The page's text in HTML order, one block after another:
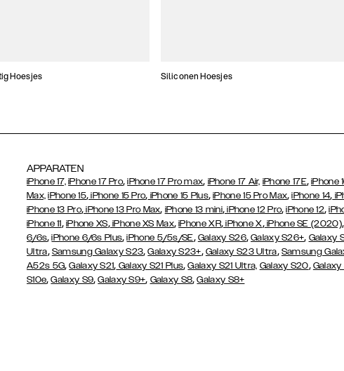
Hoesjes Siliconen Hoesjes
APPARATEN
iPhone 17, iPhone 17 Pro,iPhone 17 Pro max, iPhone 17 Air, iPhone 17E,iPhone
Max, iPhone 15, iPhone 15 Pro, iPhone 15 Plus,iPhone 15 Pro Max,iPhone 14,
iPhone 13 Pro, iPhone 13 Pro Max, iPhone 13 mini,iPhone 12 Pro,iPhone 12,
iPhone 11, iPhone XS,iPhone XS Max,iPhone XR,iPhone X,iPhone SE (2020),
6/6s,iPhone 6/6s Plus,iPhone 5/5s/SE, Galaxy S26,Galaxy S26+, Galaxy
Ultra, Samsung Galaxy S23,Galaxy S23+, Galaxy S23 Ultra, Samsung
A52s 5G,Galaxy S21, Galaxy S21 Plus,Galaxy S21 Ultra, Galaxy S20,
S10e,Galaxy S9,Galaxy S9+, Galaxy S8,Galaxy S8+